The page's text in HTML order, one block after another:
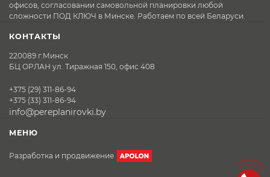
офисов, согласовании самовольной планировки любой
сложности ПОД КЛЮЧ в Минске. Работаем по всей Беларуси.
КОНТАКТЫ
220089 г.Минск
БЦ ОРЛАН ул. Тиражная 150, офис 408
+375 (29) 311-86-94
+375 (33) 311-86-94
info@pereplanirovki.by
МЕНЮ
Разработка и продвижение